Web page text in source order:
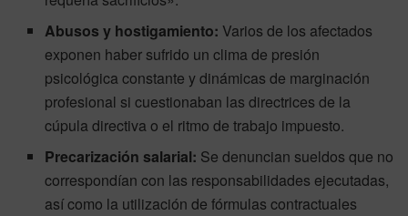
Abusos y hostigamiento: Varios de los afectados
exponen haber sufrido un clima de presión
psicológica constante y dinámicas de marginación
profesional si cuestionaban las directrices de la
cúpula directiva o el ritmo de trabajo impuesto.
Precarización salarial: Se denuncian sueldos que no
correspondían con las responsabilidades ejecutadas,
así como la utilización de fórmulas contractuales